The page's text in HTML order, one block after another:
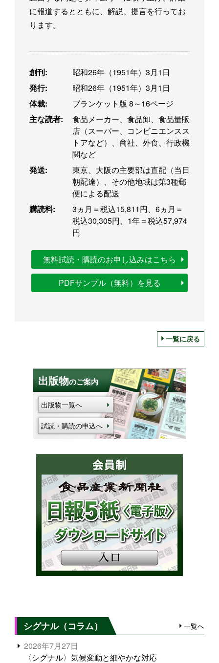
に報道するとともに、解説、提言を行ってお
ります。
創刊:
昭和26年（1951年）3月1日
発行:
昭和26年（1951年）3月1日
体裁:
ブランケット版 8～16ページ
主な読者:
食品メーカー、食品卸、食品量販
店（スーパー、コンビニエンスス
トアなど）、商社、外食、行政機
関など
発送:
東京、大阪の主要部は直配（当日
朝配達）、その他地域は第3種郵
便による配送
購読料:
3ヵ月＝税込15,811円、6ヵ月＝
税込30,305円、1年＝税込57,974
円
無料試読・購読のお申し込みはこちら
PDFサンプル（無料）を見る
一覧に戻る
出版物のご案内
出版物一覧へ
試読・購読の申込へ
シグナル（コラム） 一覧へ
2026年7月27日
〈シグナル〉気候変動と細やかな対応